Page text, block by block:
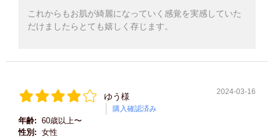
これからもお肌が綺麗になっていく感覚を実感していた
だけましたらとても嬉しく存じます。
ゆう様
購入確認済み
2024-03-16
年齢: 60歳以上〜
性別: 女性